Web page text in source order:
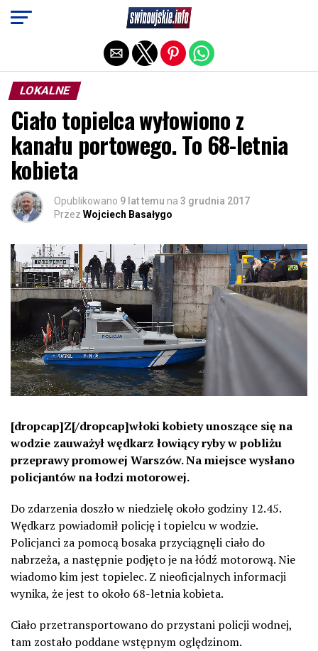
LOKALNE
Ciało topielca wyłowiono z
kanału portowego. To 68-letnia
kobieta
Opublikowano 9 lat temu na 3 grudnia 2017
Przez Wojciech Basałygo
[dropcap]Z[/dropcap]włoki kobiety unoszące się na
wodzie zauważył wędkarz łowiący ryby w pobliżu
przeprawy promowej Warszów. Na miejsce wysłano
policjantów na łodzi motorowej.
Do zdarzenia doszło w niedzielę około godziny 12.45.
Wędkarz powiadomił policję i topielcu w wodzie.
Policjanci za pomocą bosaka przyciągnęli ciało do
nabrzeża, a następnie podjęto je na łódź motorową. Nie
wiadomo kim jest topielec. Z nieoficjalnych informacji
wynika, że jest to około 68-letnia kobieta.
Ciało przetransportowano do przystani policji wodnej,
tam zostało poddane wstępnym oględzinom.
Exit mobile version